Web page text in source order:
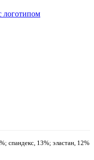
логотипом
спандекс, 13%; эластан, 12%